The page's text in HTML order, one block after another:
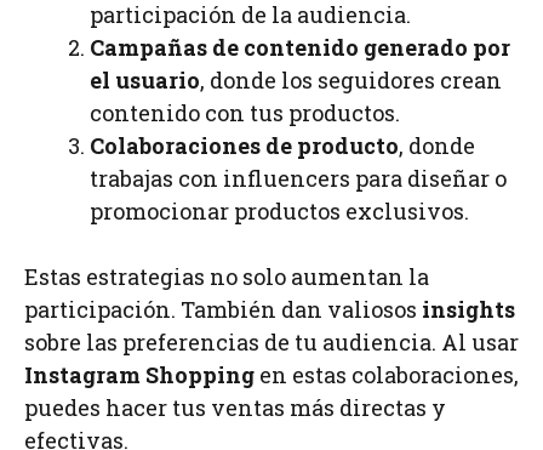
participación de la audiencia.
Campañas de contenido generado por
el usuario, donde los seguidores crean
contenido con tus productos.
Colaboraciones de producto, donde
trabajas con influencers para diseñar o
promocionar productos exclusivos.
Estas estrategias no solo aumentan la
participación. También dan valiosos insights
sobre las preferencias de tu audiencia. Al usar
Instagram Shopping en estas colaboraciones,
puedes hacer tus ventas más directas y
efectivas.